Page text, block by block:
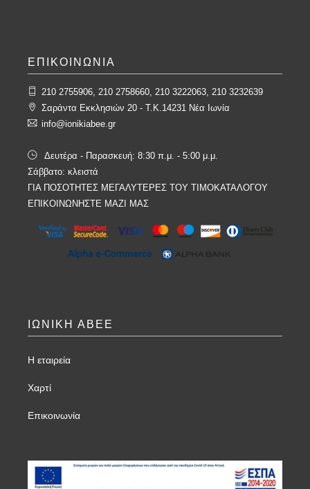
ΕΠΙΚΟΙΝΩΝΙΑ
210 2755906, 210 2758660, 210 3222063, 210 3232639
Σαράντα Εκκλησιών 20 - T.K.14231 Νέα Ιωνία
info@ionikiabee.gr
Δευτέρα - Παρασκευή: 8:30 π.μ. - 5:00 μ.μ.
Σάββατο: κλειστά
ΓΙΑ ΠΟΣΟΤΗΤΕΣ ΜΕΓΑΛΥΤΕΡΕΣ ΤΟΥ ΤΙΜΟΚΑΤΑΛΟΓΟΥ
ΕΠΙΚΟΙΝΩΝΗΣΤΕ ΜΑΖΙ ΜΑΣ
ΙΩΝΙΚΗ ΑΒΕΕ
Η εταιρεία
Χαρτί
Επικοινωνία